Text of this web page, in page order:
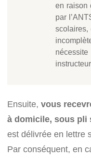
en raison
par
scolaires,
nécessite
Ensuite, vous
à domicile, sous pli
est délivrée en lettre
Par conséquent, en